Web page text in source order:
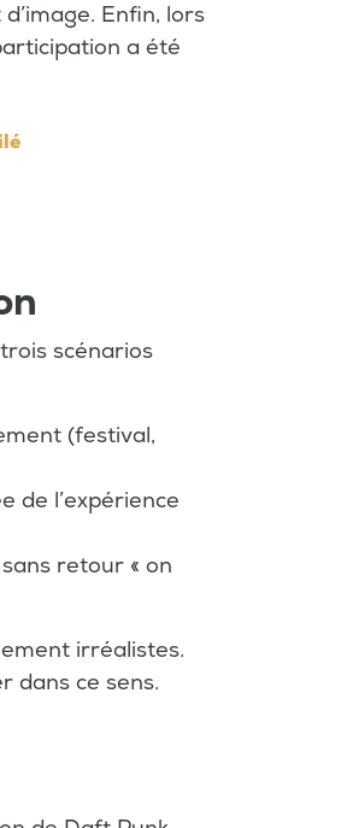
Enfin, lors
a été
trois scénarios
(festival,
de l’expérience
retour « on
irréalistes.
dans ce sens.